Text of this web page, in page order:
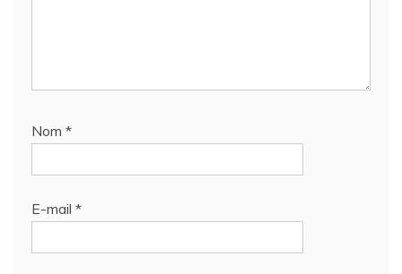
Nom *
E-mail *